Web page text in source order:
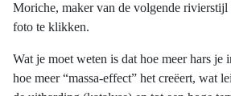
Moriche, maker van de volgende
foto te klikken.
Wat je moet weten is dat hoe meer hars je
hoe meer “massa-effect” het creëert, wat